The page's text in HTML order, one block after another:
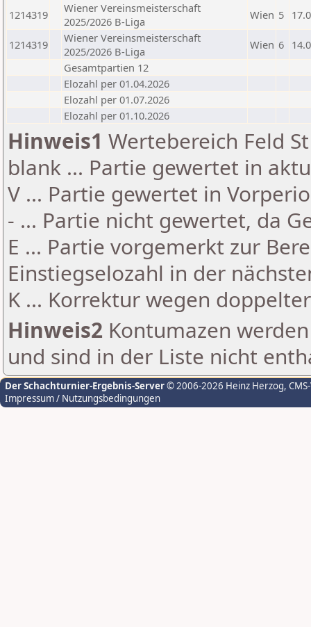
1214319
Wiener Vereinsmeisterschaft
2025/2026 B-Liga
Wien 5
1214319
Wiener Vereinsmeisterschaft
2025/2026 B-Liga
Wien 6
Gesamtpartien 12
Elozahl per 01.04.2026
Elozahl per 01.07.2026
Elozahl per 01.10.2026
Hinweis1 Wertebereich Feld
blank ... Partie gewertet in
V ... Partie gewertet in
- ... Partie nicht gewertet, da
E ... Partie vorgemerkt zur
Einstiegselozahl in der
K ... Korrektur wegen
Hinweis2 Kontumazen
und sind in der Liste nicht
Der Schachturnier-Ergebnis-Server© 2006-2026 Heinz Herzog,
Impressum / Nutzungsbedingungen